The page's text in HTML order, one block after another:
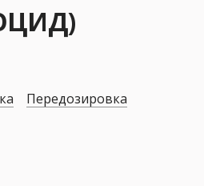
Передозировка